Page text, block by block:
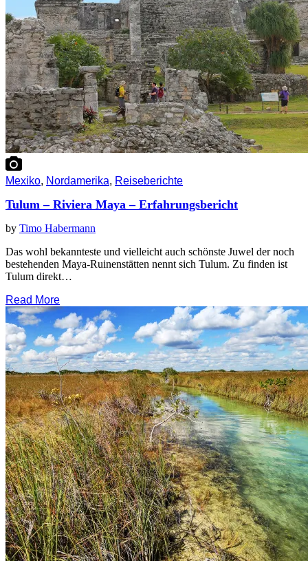
Mexiko, Nordamerika, Reiseberichte
Tulum – Riviera Maya – Erfahrungsbericht
by Timo Habermann
Das wohl bekannteste und vielleicht auch schönste Juwel der noch
bestehenden Maya-Ruinenstätten nennt sich Tulum. Zu finden ist
Tulum direkt…
Read More